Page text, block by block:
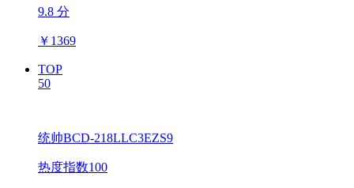
9.8 分
￥ 1369
TOP
50
统帅BCD-218LLC3EZS9
热度指数100